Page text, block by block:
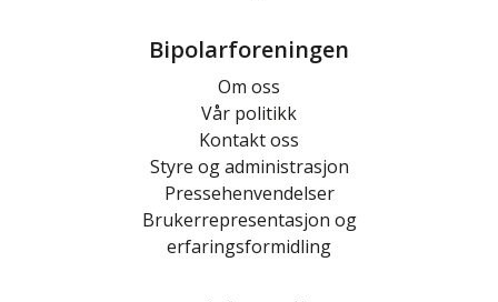
Bipolarforeningen
Om oss
Vår politikk
Kontakt oss
Styre og administrasjon
Pressehenvendelser
Brukerrepresentasjon og
erfaringsformidling